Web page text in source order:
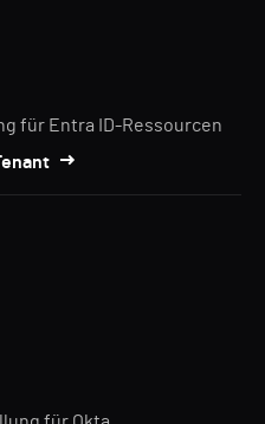
für Entra ID-Ressourcen